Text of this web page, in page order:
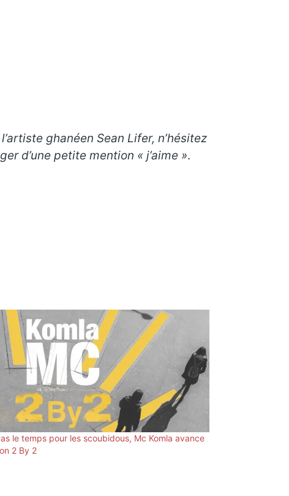
ghanéen Sean Lifer, n’hésitez
d’une petite mention « j’aime ».
le temps pour les scoubidous, Mc Komla avance
2 By 2